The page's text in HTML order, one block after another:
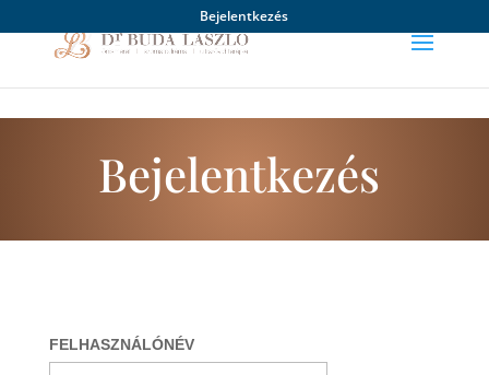
Bejelentkezés
Bejelentkezés
FELHASZNÁLÓNÉV